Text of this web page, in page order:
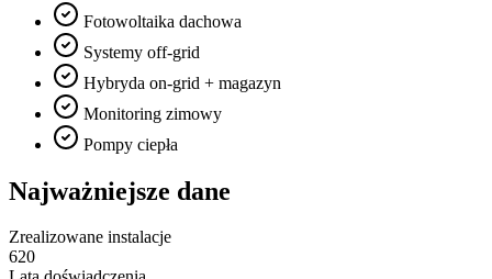
Fotowoltaika dachowa
Systemy off-grid
Hybryda on-grid + magazyn
Monitoring zimowy
Pompy ciepła
Najważniejsze dane
Zrealizowane instalacje
620